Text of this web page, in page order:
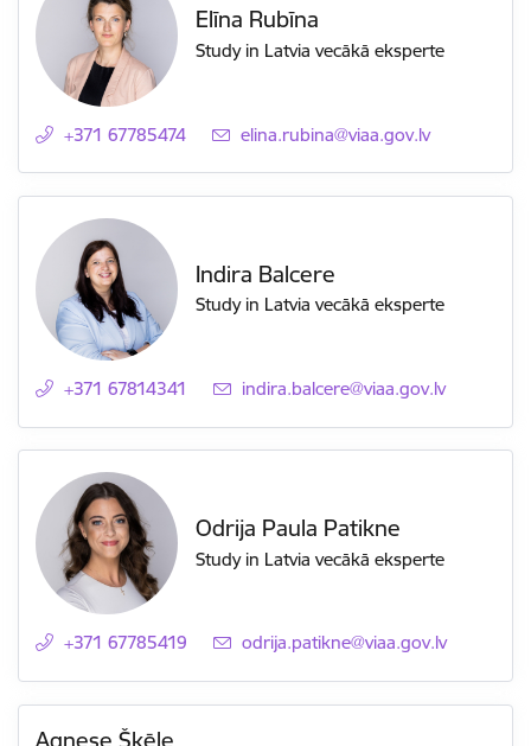
Elīna Rubīna
Study in Latvia vecākā eksperte
+371 67785474 E-pasts:
elina.rubina@viaa.gov.lv
Indira Balcere
Study in Latvia vecākā eksperte
+371 67814341 E-pasts:
indira.balcere@viaa.gov.lv
Odrija Paula Patikne
Study in Latvia vecākā eksperte
+371 67785419 E-pasts:
odrija.patikne@viaa.gov.lv
Agnese Šķēle